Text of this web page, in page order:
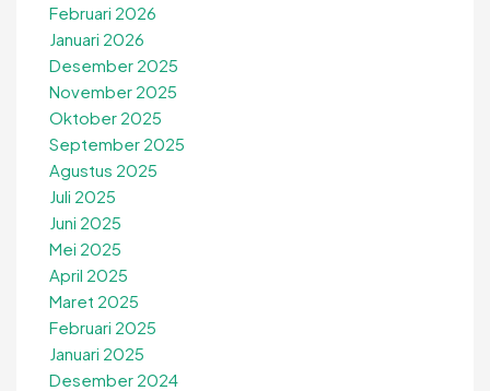
Februari 2026
Januari 2026
Desember 2025
November 2025
Oktober 2025
September 2025
Agustus 2025
Juli 2025
Juni 2025
Mei 2025
April 2025
Maret 2025
Februari 2025
Januari 2025
Desember 2024